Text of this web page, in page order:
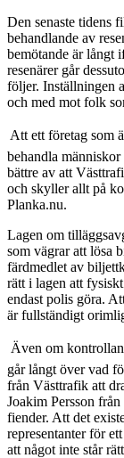
Den senaste tidens
behandlande av
bemötande är långt
resenärer går
följer. Inställningen
och med mot folk
 Att ett företag som
behandla
bättre av att
och skyller allt på
Planka.nu.
Lagen om
som vägrar att lösa
färdmedlet av
rätt i lagen att
endast polis göra.
är fullständigt
 Även om
går långt över vad
från Västtrafik att
Joakim Persson
fiender. Att det
representanter för
att något inte står